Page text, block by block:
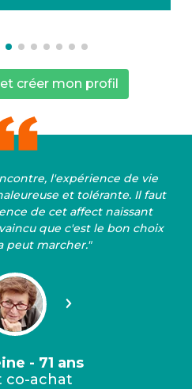
créer mon profil
l'expérience de vie
et tolérante. Il faut
de cet affect naissant
que c'est le bon choix
peut marcher."
Suivant
- 71 ans
co-achat